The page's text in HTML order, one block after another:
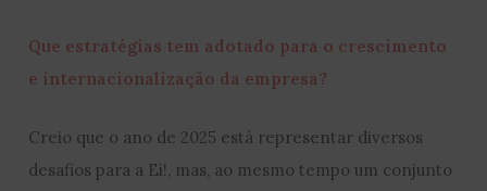
Que estratégias tem adotado para o crescimento
e internacionalização da empresa?
Creio que o ano de 2025 está representar diversos
desafios para a Ei!, mas, ao mesmo tempo um conjunto